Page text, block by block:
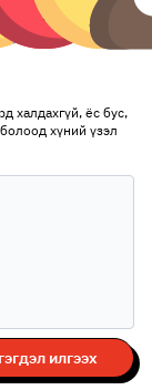
халдахгүй, ёс бус,
хүний үзэл
илгээх